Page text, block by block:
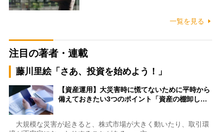
一覧を見る
注目の著者・連載
藤川里絵「さあ、投資を始めよう！」
【資産運用】大災害時に慌てないために平時から
備えておきたい3つのポイント「資産の棚卸し…
大規模な災害が起きると、株式市場が大きく動いたり、取引環